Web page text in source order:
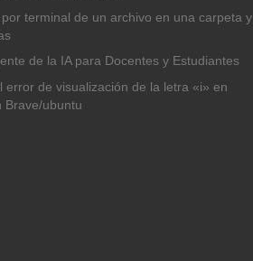
terminal de un archivo en una carpeta y
de la IA para Docentes y Estudiantes
error de visualización de la letra «i» en
Brave/ubuntu